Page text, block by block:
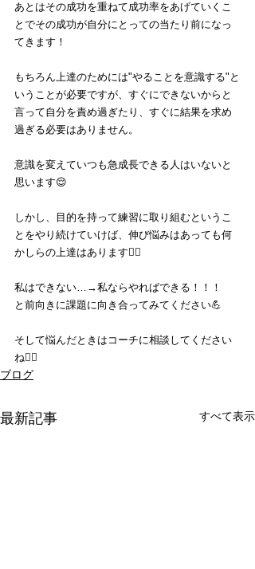
あとはその成功を重ねて成功率をあげていくこ
とでその成功が自分にとっての当たり前になっ
てきます！
もちろん上達のためには"やることを意識する"と
いうことが必要ですが、すぐにできないからと
言って自分を責め過ぎたり、すぐに結果を求め
過ぎる必要はありません。
意識を変えていつも急成長できる人はいないと
思います😌
しかし、目的を持って練習に取り組むというこ
とをやり続けていけば、伸び悩みはあっても何
かしらの上達はあります🙆‍♂️
私はできない…→私ならやればできる！！！
と前向きに課題に向き合ってみてください💪
そして悩んだときはコーチに相談してください
ね🙆‍♂️
ブログ
最新記事 すべて表示